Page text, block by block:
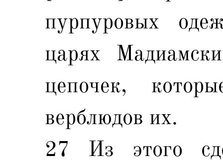
пурпуровых
царях
цепочек,
верблюдов их.
27 Из этого